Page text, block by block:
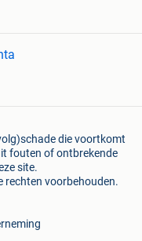
die voortkomt
fouten of ontbrekende
site.
rechten voorbehouden.